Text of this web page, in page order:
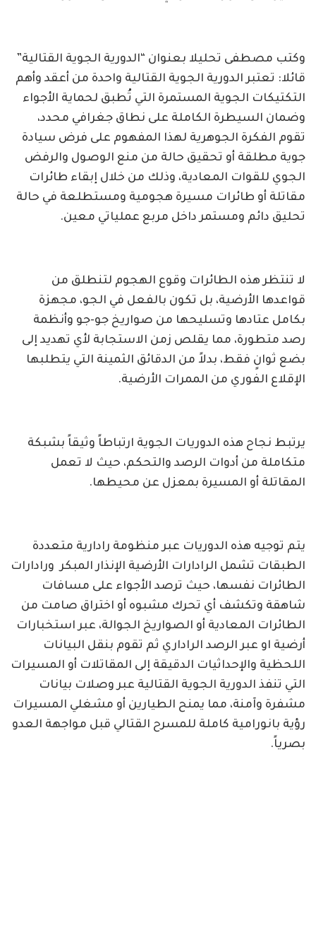
وكتب مصطفى تحليلا بعنوان “الدورية الجوية القتالية”
قائلا: تعتبر الدورية الجوية القتالية واحدة من أعقد وأهم
التكتيكات الجوية المستمرة التي تُطبق لحماية الأجواء
وضمان السيطرة الكاملة على نطاق جغرافي محدد،
تقوم الفكرة الجوهرية لهذا المفهوم على فرض سيادة
جوية مطلقة أو تحقيق حالة من منع الوصول والرفض
الجوي للقوات المعادية، وذلك من خلال إبقاء طائرات
مقاتلة أو طائرات مسيرة هجومية ومستطلعة في حالة
تحليق دائم ومستمر داخل مربع عملياتي معين.
لا تنتظر هذه الطائرات وقوع الهجوم لتنطلق من
قواعدها الأرضية، بل تكون بالفعل في الجو، مجهزة
بكامل عتادها وتسليحها من صواريخ جو-جو وأنظمة
رصد متطورة، مما يقلص زمن الاستجابة لأي تهديد إلى
بضع ثوانٍ فقط، بدلاً من الدقائق الثمينة التي يتطلبها
الإقلاع الفوري من الممرات الأرضية.
يرتبط نجاح هذه الدوريات الجوية ارتباطاً وثيقاً بشبكة
متكاملة من أدوات الرصد والتحكم، حيث لا تعمل
المقاتلة أو المسيرة بمعزل عن محيطها.
يتم توجيه هذه الدوريات عبر منظومة رادارية متعددة
الطبقات تشمل الرادارات الأرضية الإنذار المبكر ورادارات
الطائرات نفسها، حيث ترصد الأجواء على مسافات
شاهقة وتكشف أي تحرك مشبوه أو اختراق صامت من
الطائرات المعادية أو الصواريخ الجوالة، عبر استخبارات
أرضية او عبر الرصد الراداري ثم تقوم بنقل البيانات
اللحظية والإحداثيات الدقيقة إلى المقاتلات أو المسيرات
التي تنفذ الدورية الجوية القتالية عبر وصلات بيانات
مشفرة وآمنة، مما يمنح الطيارين أو مشغلي المسيرات
رؤية بانورامية كاملة للمسرح القتالي قبل مواجهة العدو
بصرياً.